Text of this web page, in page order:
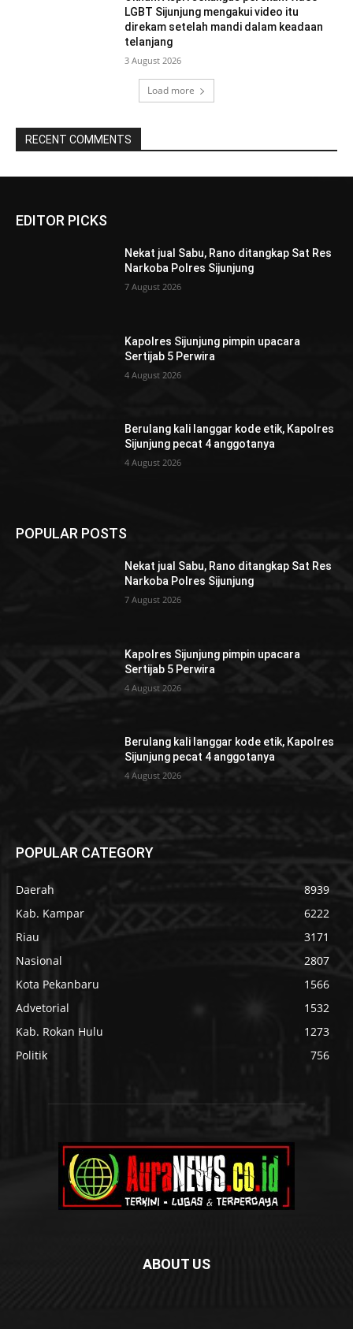
LGBT Sijunjung mengakui video itu
direkam setelah mandi dalam keadaan
telanjang
3 August 2026
Load more
RECENT COMMENTS
EDITOR PICKS
Nekat jual Sabu, Rano ditangkap Sat Res
Narkoba Polres Sijunjung
7 August 2026
Kapolres Sijunjung pimpin upacara
Sertijab 5 Perwira
4 August 2026
Berulang kali langgar kode etik, Kapolres
Sijunjung pecat 4 anggotanya
4 August 2026
POPULAR POSTS
Nekat jual Sabu, Rano ditangkap Sat Res
Narkoba Polres Sijunjung
7 August 2026
Kapolres Sijunjung pimpin upacara
Sertijab 5 Perwira
4 August 2026
Berulang kali langgar kode etik, Kapolres
Sijunjung pecat 4 anggotanya
4 August 2026
POPULAR CATEGORY
Daerah
8939
Kab. Kampar
6222
Riau
3171
Nasional
2807
Kota Pekanbaru
1566
Advetorial
1532
Kab. Rokan Hulu
1273
Politik
756
ABOUT US